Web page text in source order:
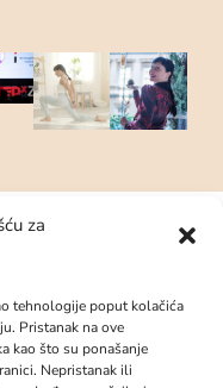
za
tehnologije poput kolačića
Pristanak na ove
kao što su ponašanje
Nepristanak ili